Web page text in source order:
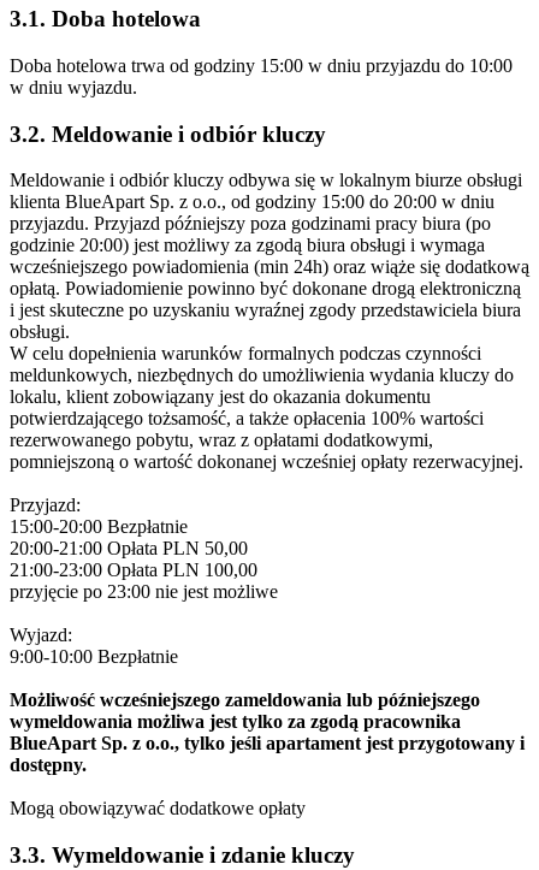
3.1. Doba hotelowa
Doba hotelowa trwa od godziny 15:00 w dniu przyjazdu do 10:00
w dniu wyjazdu.
3.2. Meldowanie i odbiór kluczy
Meldowanie i odbiór kluczy odbywa się w lokalnym biurze obsługi
klienta BlueApart Sp. z o.o., od godziny 15:00 do 20:00 w dniu
przyjazdu. Przyjazd późniejszy poza godzinami pracy biura (po
godzinie 20:00) jest możliwy za zgodą biura obsługi i wymaga
wcześniejszego powiadomienia (min 24h) oraz wiąże się dodatkową
opłatą. Powiadomienie powinno być dokonane drogą elektroniczną
i jest skuteczne po uzyskaniu wyraźnej zgody przedstawiciela biura
obsługi.
W celu dopełnienia warunków formalnych podczas czynności
meldunkowych, niezbędnych do umożliwienia wydania kluczy do
lokalu, klient zobowiązany jest do okazania dokumentu
potwierdzającego tożsamość, a także opłacenia 100% wartości
rezerwowanego pobytu, wraz z opłatami dodatkowymi,
pomniejszoną o wartość dokonanej wcześniej opłaty rezerwacyjnej.
Przyjazd:
15:00-20:00 Bezpłatnie
20:00-21:00 Opłata PLN 50,00
21:00-23:00 Opłata PLN 100,00
przyjęcie po 23:00 nie jest możliwe
Wyjazd:
9:00-10:00 Bezpłatnie
Możliwość wcześniejszego zameldowania lub późniejszego
wymeldowania możliwa jest tylko za zgodą pracownika
BlueApart Sp. z o.o., tylko jeśli apartament jest przygotowany i
dostępny.
Mogą obowiązywać dodatkowe opłaty
3.3. Wymeldowanie i zdanie kluczy